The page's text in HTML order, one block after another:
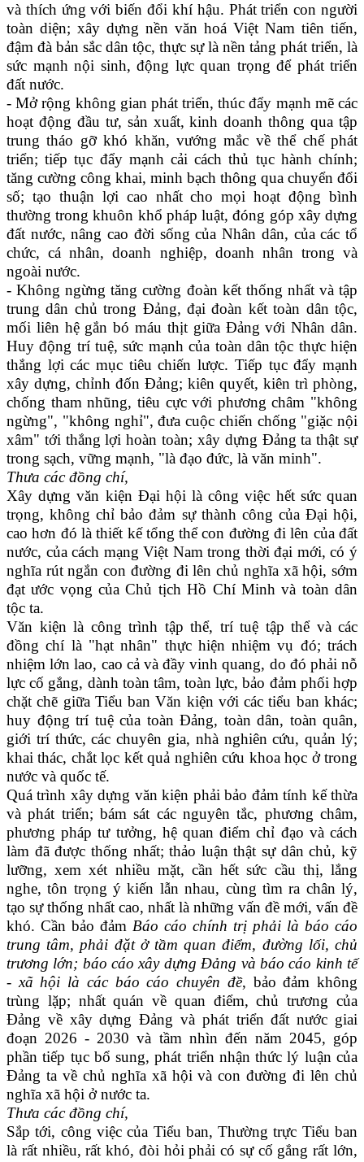
và thích ứng với biến đổi khí hậu. Phát triển con người
toàn diện; xây dựng nền văn hoá Việt Nam tiên tiến,
đậm đà bản sắc dân tộc, thực sự là nền tảng phát triển, là
sức mạnh nội sinh, động lực quan trọng để phát triển
đất nước.
- Mở rộng không gian phát triển, thúc đẩy mạnh mẽ các
hoạt động đầu tư, sản xuất, kinh doanh thông qua tập
trung tháo gỡ khó khăn, vướng mắc về thể chế phát
triển; tiếp tục đẩy mạnh cải cách thủ tục hành chính;
tăng cường công khai, minh bạch thông qua chuyển đổi
số; tạo thuận lợi cao nhất cho mọi hoạt động bình
thường trong khuôn khổ pháp luật, đóng góp xây dựng
đất nước, nâng cao đời sống của Nhân dân, của các tổ
chức, cá nhân, doanh nghiệp, doanh nhân trong và
ngoài nước.
- Không ngừng tăng cường đoàn kết thống nhất và tập
trung dân chủ trong Đảng, đại đoàn kết toàn dân tộc,
mối liên hệ gắn bó máu thịt giữa Đảng với Nhân dân.
Huy động trí tuệ, sức mạnh của toàn dân tộc thực hiện
thắng lợi các mục tiêu chiến lược. Tiếp tục đẩy mạnh
xây dựng, chỉnh đốn Đảng; kiên quyết, kiên trì phòng,
chống tham nhũng, tiêu cực với phương châm "không
ngừng", "không nghỉ", đưa cuộc chiến chống "giặc nội
xâm" tới thắng lợi hoàn toàn; xây dựng Đảng ta thật sự
trong sạch, vững mạnh, "là đạo đức, là văn minh".
Thưa các đồng chí,
Xây dựng văn kiện Đại hội là công việc hết sức quan
trọng, không chỉ bảo đảm sự thành công của Đại hội,
cao hơn đó là thiết kế tổng thể con đường đi lên của đất
nước, của cách mạng Việt Nam trong thời đại mới, có ý
nghĩa rút ngắn con đường đi lên chủ nghĩa xã hội, sớm
đạt ước vọng của Chủ tịch Hồ Chí Minh và toàn dân
tộc ta.
Văn kiện là công trình tập thể, trí tuệ tập thể và các
đồng chí là "hạt nhân" thực hiện nhiệm vụ đó; trách
nhiệm lớn lao, cao cả và đầy vinh quang, do đó phải nỗ
lực cố gắng, dành toàn tâm, toàn lực, bảo đảm phối hợp
chặt chẽ giữa Tiểu ban Văn kiện với các tiểu ban khác;
huy động trí tuệ của toàn Đảng, toàn dân, toàn quân,
giới trí thức, các chuyên gia, nhà nghiên cứu, quản lý;
khai thác, chắt lọc kết quả nghiên cứu khoa học ở trong
nước và quốc tế.
Quá trình xây dựng văn kiện phải bảo đảm tính kế thừa
và phát triển; bám sát các nguyên tắc, phương châm,
phương pháp tư tưởng, hệ quan điểm chỉ đạo và cách
làm đã được thống nhất; thảo luận thật sự dân chủ, kỹ
lưỡng, xem xét nhiều mặt, cần hết sức cầu thị, lắng
nghe, tôn trọng ý kiến lẫn nhau, cùng tìm ra chân lý,
tạo sự thống nhất cao, nhất là những vấn đề mới, vấn đề
khó. Cần bảo đảm Báo cáo chính trị phải là báo cáo
trung tâm, phải đặt ở tầm quan điểm, đường lối, chủ
trương lớn; báo cáo xây dựng Đảng và báo cáo kinh tế
- xã hội là các báo cáo chuyên đề, bảo đảm không
trùng lặp; nhất quán về quan điểm, chủ trương của
Đảng về xây dựng Đảng và phát triển đất nước giai
đoạn 2026 - 2030 và tầm nhìn đến năm 2045, góp
phần tiếp tục bổ sung, phát triển nhận thức lý luận của
Đảng ta về chủ nghĩa xã hội và con đường đi lên chủ
nghĩa xã hội ở nước ta.
Thưa các đồng chí,
Sắp tới, công việc của Tiểu ban, Thường trực Tiểu ban
là rất nhiều, rất khó, đòi hỏi phải có sự cố gắng rất lớn,